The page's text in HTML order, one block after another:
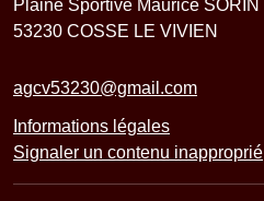
Plaine Sportive Maurice SORIN
53230 COSSE LE VIVIEN
agcv53230@gmail.com
Informations légales
Signaler un contenu inapproprié